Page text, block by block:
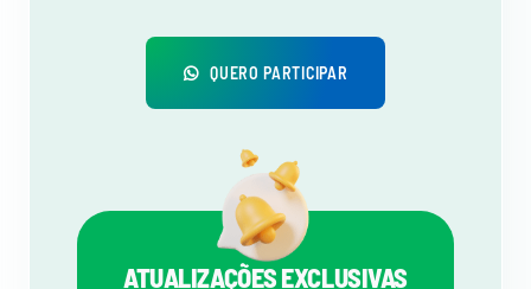
QUERO PARTICIPAR
ATUALIZAÇÕES EXCLUSIVAS